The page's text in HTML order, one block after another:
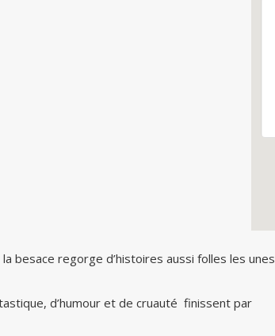
besace regorge d’histoires aussi folles les unes
d’humour et de cruauté finissent par